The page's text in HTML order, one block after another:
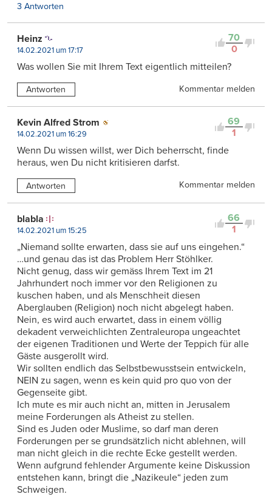
3 Antworten
70
0
Heinz
14.02.2021 um 17:17
Was wollen Sie mit Ihrem Text eigentlich mitteilen?
Antworten Kommentar melden
69
1
Kevin Alfred Strom
14.02.2021 um 16:29
Wenn Du wissen willst, wer Dich beherrscht, finde
heraus, wen Du nicht kritisieren darfst.
Antworten Kommentar melden
66
1
blabla
14.02.2021 um 15:25
„Niemand sollte erwarten, dass sie auf uns eingehen.“
…und genau das ist das Problem Herr Stöhlker.
Nicht genug, dass wir gemäss Ihrem Text im 21
Jahrhundert noch immer vor den Religionen zu
kuschen haben, und als Menschheit diesen
Aberglauben (Religion) noch nicht abgelegt haben.
Nein, es wird auch erwartet, dass in einem völlig
dekadent verweichlichten Zentraleuropa ungeachtet
der eigenen Traditionen und Werte der Teppich für alle
Gäste ausgerollt wird.
Wir sollten endlich das Selbstbewusstsein entwickeln,
NEIN zu sagen, wenn es kein quid pro quo von der
Gegenseite gibt.
Ich mute es mir auch nicht an, mitten in Jerusalem
meine Forderungen als Atheist zu stellen.
Sind es Juden oder Muslime, so darf man deren
Forderungen per se grundsätzlich nicht ablehnen, will
man nicht gleich in die rechte Ecke gestellt werden.
Wenn aufgrund fehlender Argumente keine Diskussion
entstehen kann, bringt die „Nazikeule“ jeden zum
Schweigen.